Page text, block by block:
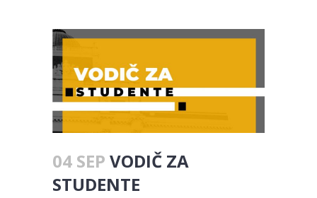
04 SEP VODIČ ZA
STUDENTE